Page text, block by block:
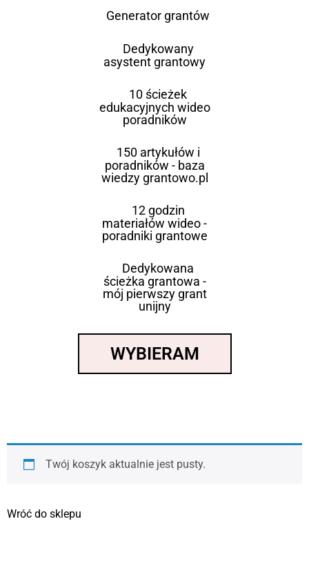
Generator grantów
Dedykowany
asystent grantowy
10 ścieżek
edukacyjnych wideo
poradników
150 artykułów i
poradników - baza
wiedzy grantowo.pl
12 godzin
materiałów wideo -
poradniki grantowe
Dedykowana
ścieżka grantowa -
mój pierwszy grant
unijny
WYBIERAM
Twój koszyk aktualnie jest pusty.
Wróć do sklepu